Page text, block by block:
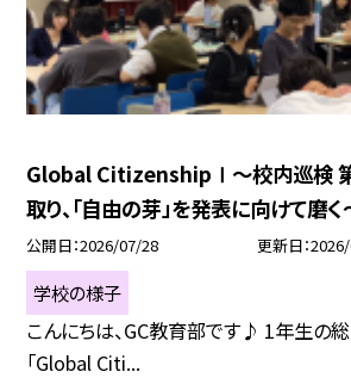
Global CitizenshipⅠ～校内巡検 第
取り、「自由の芽」を発表に向けて磨く
公開日 2026/07/28 更新日
学校の様子
こんにちは、GC教育部です♪ 1年生の
「Global Citi...